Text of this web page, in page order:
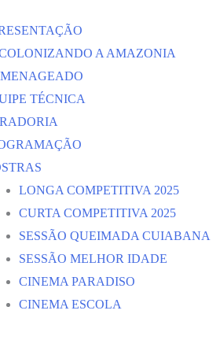
A AMAZONIA
TÉCNICA
LONGA COMPETITIVA 2025
CURTA COMPETITIVA 2025
SESSÃO QUEIMADA CUIABANA
SESSÃO MELHOR IDADE
CINEMA PARADISO
CINEMA ESCOLA